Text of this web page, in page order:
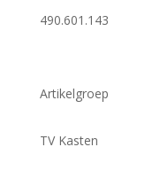
490.601.143
Artikelgroep
TV Kasten